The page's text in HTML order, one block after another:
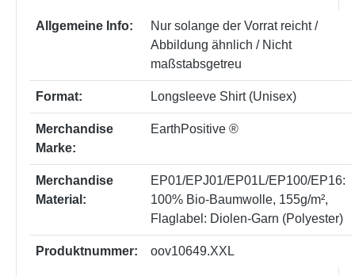
Allgemeine Info:
Nur solange der Vorrat reicht /
Abbildung ähnlich / Nicht
maßstabsgetreu
Format: Longsleeve Shirt (Unisex)
Merchandise
Marke:
EarthPositive ®
Merchandise
Material:
EP01/EPJ01/EP01L/EP100/EP16:
100% Bio-Baumwolle, 155g/m²,
Flaglabel: Diolen-Garn (Polyester)
Produktnummer: oov10649.XXL